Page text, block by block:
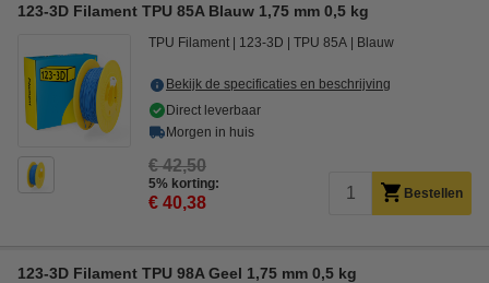
123-3D Filament TPU 85A Blauw 1,75 mm 0,5 kg
TPU Filament 123-3D TPU 85A Blauw
Bekijk de specificaties en beschrijving
Direct leverbaar
Morgen in huis
€ 42,50
5% korting:
€ 40,38 Bestellen
123-3D Filament TPU 98A Geel 1,75 mm 0,5 kg